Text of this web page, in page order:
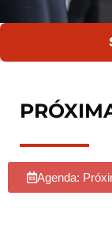
Agenda: